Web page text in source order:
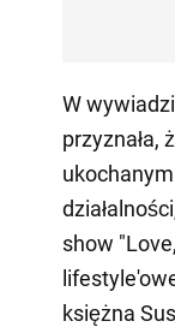
W
przyznała,
show
księżna